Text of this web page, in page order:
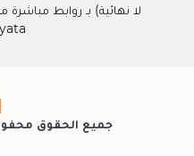
لا نهائية) بـ روابط
جميع الحقوق